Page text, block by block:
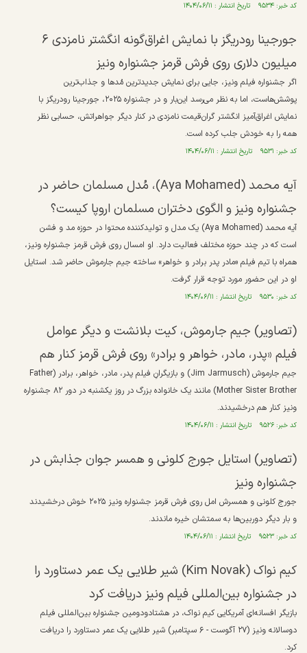
کد خبر: ۹۵۳۴ تاریخ انتشار : ۱۴۰۴/۰۶/۱۱
جورجینا رودریگز با نمایش اغراق‌گونه انگشتر نامزدی ۶
میلیون دلاری روی فرش قرمز جشنواره ونیز
اگر جشنواره فیلم ونیز، جایی برای نمایش جدیدترین مُدها و جذاب‌ترین
پوشش‌هاست، اما به نظر می‌رسد این‌بار و در جشنواره ۲۰۲۵، جورجینا رودریگز با
نمایش اغراق‌آمیز انگشتر گران‌قیمت نامزدی در کنار دیگر جواهراتش، حسابی نظر
همه را به خودش جلب کرده است.
کد خبر: ۹۵۳۱ تاریخ انتشار : ۱۴۰۴/۰۶/۱۱
آیه محمد (Aya Mohamed)، مُدل مسلمان حاضر در
جشنواره ونیز و الگوی دختران مسلمان اروپا کیست؟
آیه محمد (Aya Mohamed) یک مدل و تولیدکننده محتوا در حوزه مد و فشن
است که در چند حوزه مختلف فعالیت دارد. او امسال روی فرش قرمز جشنواره ونیز،
همراه با تیم فیلم «مادر پدر برادر و خواهر» ساخته جیم جارموش حاضر شد. استایل
او در این حضور مورد توجه قرار گرفت.
کد خبر: ۹۵۳۰ تاریخ انتشار : ۱۴۰۴/۰۶/۱۱
(تصاویر) جیم جارموش، کیت بلانشت و دیگر عوامل
فیلم «پدر، مادر، خواهر و برادر» روی فرش قرمز کنار هم
جیم جارموش (Jim Jarmusch) و بازیگرانِ فیلم پدر، مادر، خواهر، برادر (Father
Mother Sister Brother) مانند یک خانواده بزرگ در روز یکشنبه در دور ۸۲ جشنواره
ونیز کنار هم درخشیدند.
کد خبر: ۹۵۲۶ تاریخ انتشار : ۱۴۰۴/۰۶/۱۱
(تصاویر) استایل جورج کلونی و همسر جوان جذابش در
جشنواره ونیز
جورج کلونی و همسرش امل روی فرش قرمز جشنواره ونیز ۲۰۲۵ خوش درخشیدند
و بار دیگر دوربین‌ها به سمتشان خیره ماندند.
کد خبر: ۹۵۲۳ تاریخ انتشار : ۱۴۰۴/۰۶/۱۱
کیم نواک (Kim Novak) شیر طلایی یک عمر دستاورد را
در جشنواره بین‌المللی فیلم ونیز دریافت کرد
بازیگر افسانه‌ای آمریکایی کیم نواک، در هشتادودومین جشنواره بین‌المللی فیلم
دوسالانه ونیز (۲۷ آگوست - ۶ سپتامبر) شیر طلایی یک عمر دستاورد را دریافت
کرد.